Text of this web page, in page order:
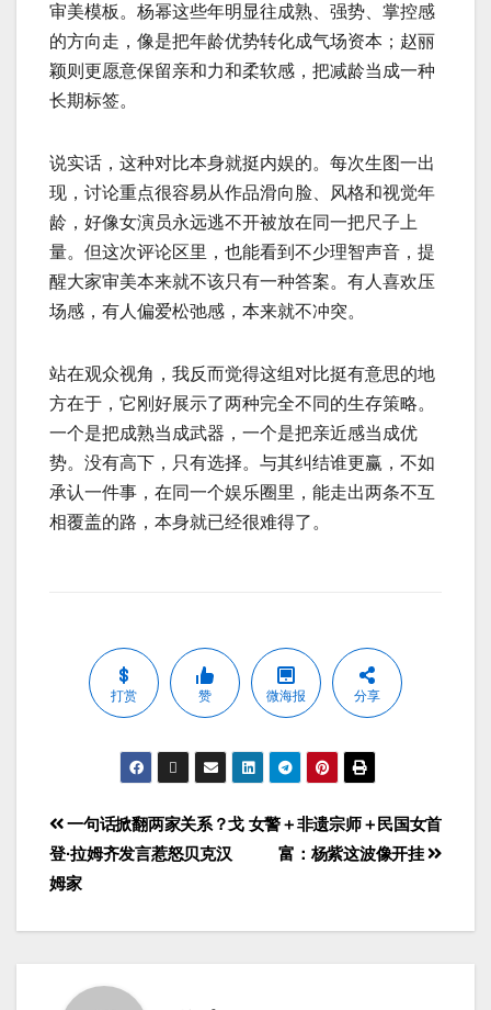
审美模板。杨幂这些年明显往成熟、强势、掌控感
的方向走，像是把年龄优势转化成气场资本；赵丽
颖则更愿意保留亲和力和柔软感，把减龄当成一种
长期标签。
说实话，这种对比本身就挺内娱的。每次生图一出
现，讨论重点很容易从作品滑向脸、风格和视觉年
龄，好像女演员永远逃不开被放在同一把尺子上
量。但这次评论区里，也能看到不少理智声音，提
醒大家审美本来就不该只有一种答案。有人喜欢压
场感，有人偏爱松弛感，本来就不冲突。
站在观众视角，我反而觉得这组对比挺有意思的地
方在于，它刚好展示了两种完全不同的生存策略。
一个是把成熟当成武器，一个是把亲近感当成优
势。没有高下，只有选择。与其纠结谁更赢，不如
承认一件事，在同一个娱乐圈里，能走出两条不互
相覆盖的路，本身就已经很难得了。
打赏 赞 微海报 分享
女警＋非遗宗师＋民国女首
富：杨紫这波像开挂
一句话掀翻两家关系？戈
登·拉姆齐发言惹怒贝克汉
姆家